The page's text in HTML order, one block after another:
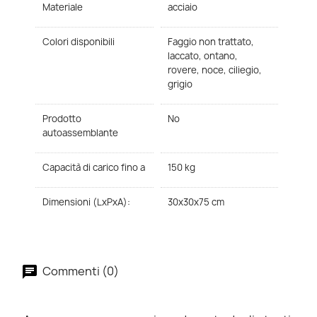
Materiale acciaio
Colori disponibili
Faggio non trattato,
laccato, ontano,
rovere, noce, ciliegio,
grigio
Prodotto
autoassemblante
No
Capacità di carico fino a 150 kg
Dimensioni (LxPxA): 30x30x75 cm
Commenti (0)